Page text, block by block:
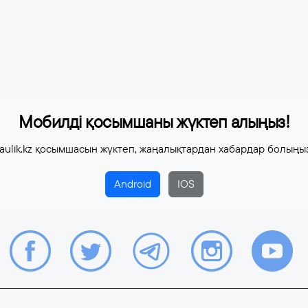
Мобилді қосымшаны жүктеп алыңыз!
қосымшасын жүктеп, жаңалықтардан хабардар
Android IOS